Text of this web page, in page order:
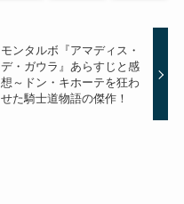
モンタルボ『アマディス・
デ・ガウラ』あらすじと感
想～ドン・キホーテを狂わ
せた騎士道物語の傑作！